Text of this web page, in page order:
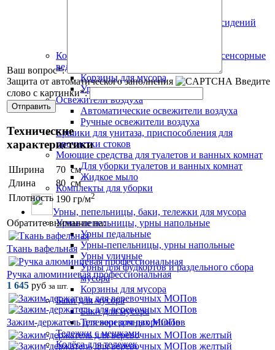
Диспенсеры туалетной бумаги и сидений
Корзины для мусора, педальные урны, сенсорные
ведра
Корзины для мусора
Урны педальные
Освежители воздуха
Автоматические освежители воздуха
Ручные освежители воздуха
Ершики для унитаза, приспособления для
прочистки стоков
Моющие средства для туалетов и ванных комнат
Для уборки туалетов и ванных комнат
Жидкое мыло
Комплекты для уборки
Урны, пепельницы, баки, тележки для мусора
Урны-пепельницы, урны напольные
Урны педальные
Урны-пепельницы, урны напольные
Урны уличные
Урны для фудкортов и раздельного сбора
мусора
Корзины для мусора
Баки для мусора
Баки для мусора
Тележки для дворников
Тележки с мешками
Колёса для тележек
Ваш вопрос*:
Защита от автоматического заполнения
Введите
слово с картинки*:
Технические
характеристики
Ширина
70 см
Длина
80 см
Плотность 190 гр/м2
Обратите внимание на:
Ткань вафельная
Ручка алюминиевая профессиональная
1 645 руб за шт.
Зажим-держатель для веревочных МОПов